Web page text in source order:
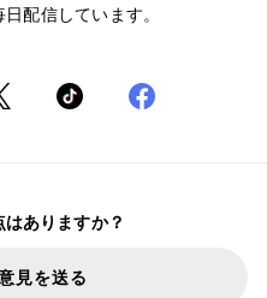
配信しています。
ありますか？
見を送る